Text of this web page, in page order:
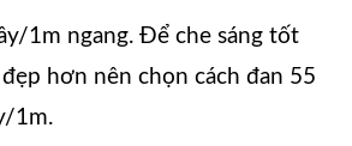
1m ngang. Để che sáng tốt
hơn nên chọn cách đan 55
1m.